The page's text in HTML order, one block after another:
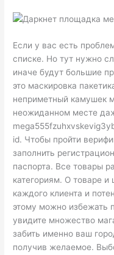
Если у вас есть
списке. Но тут нужно
иначе будут большие
это маскировка
неприметный камушек
неожиданном месте
id. Чтобы пройти
заполнить
паспорта. Все товары
категориям. О товаре и
каждого клиента и
этому можно избежать
увидите множество
забить именно ваш
получив желаемое.